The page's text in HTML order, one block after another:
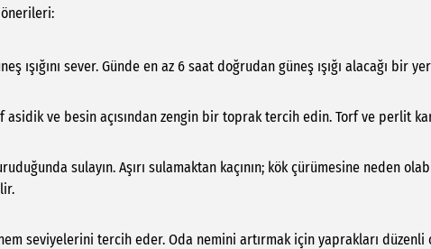
önerileri:
ışığını sever. Günde en az 6 saat doğrudan güneş ışığı alacağı bir
ve besin açısından zengin bir toprak tercih edin. Torf ve perlit
sulayın. Aşırı sulamaktan kaçının; kök çürümesine neden
seviyelerini tercih eder. Oda nemini artırmak için yaprakları düzenli